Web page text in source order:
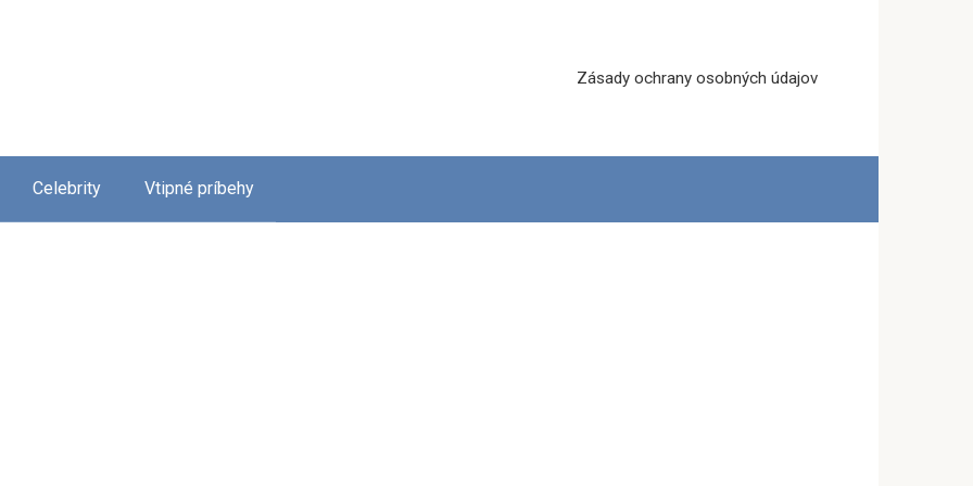
Zásady ochrany osobných údajov
Celebrity Vtipné príbehy